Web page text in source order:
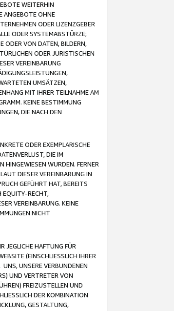
WEITERHIN
ANGEBOTE OHNE
ODER LIZENZGEBER
ODER SYSTEMABSTÜRZE;
ODER VON DATEN, BILDERN,
ODER JURISTISCHEN
VEREINBARUNG
UMSÄTZEN,
MIT IHRER TEILNAHME AM
KEINE BESTIMMUNG
DIE NACH DEN
ODER EXEMPLARISCHE
DIE IM
HINGEWIESEN WURDEN. FERNER
DIESER VEREINBARUNG IN
GEFÜHRT HAT, BEREITS
EQUITY-RECHT,
VEREINBARUNG. KEINE
NICHT
JEGLICHE HAFTUNG FÜR
(EINSCHLIESSLICH IHRER
UNSERE VERBUNDENEN
UND VERTRETER VON
FREIZUSTELLEN UND
DER KOMBINATION
GESTALTUNG,